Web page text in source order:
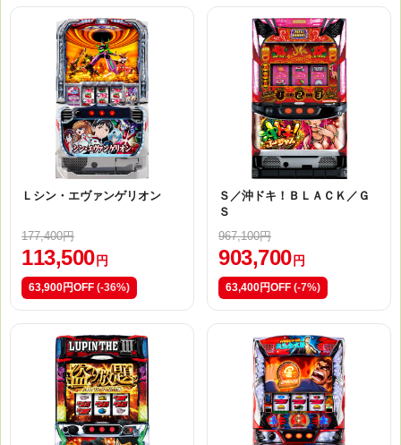
Ｌシン・エヴァンゲリオン
177,400円
113,500 円
63,900円OFF (-36%)
Ｓ／沖ドキ！ＢＬＡＣＫ／Ｇ
Ｓ
967,100円
903,700 円
63,400円OFF (-7%)